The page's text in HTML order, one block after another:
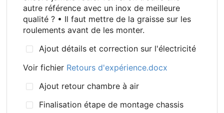
autre référence avec un inox de meilleure
qualité ? • Il faut mettre de la graisse sur les
roulements avant de les monter.
Ajout détails et correction sur l'électricité
Voir fichier Retours d'expérience.docx
Ajout retour chambre à air
Finalisation étape de montage chassis